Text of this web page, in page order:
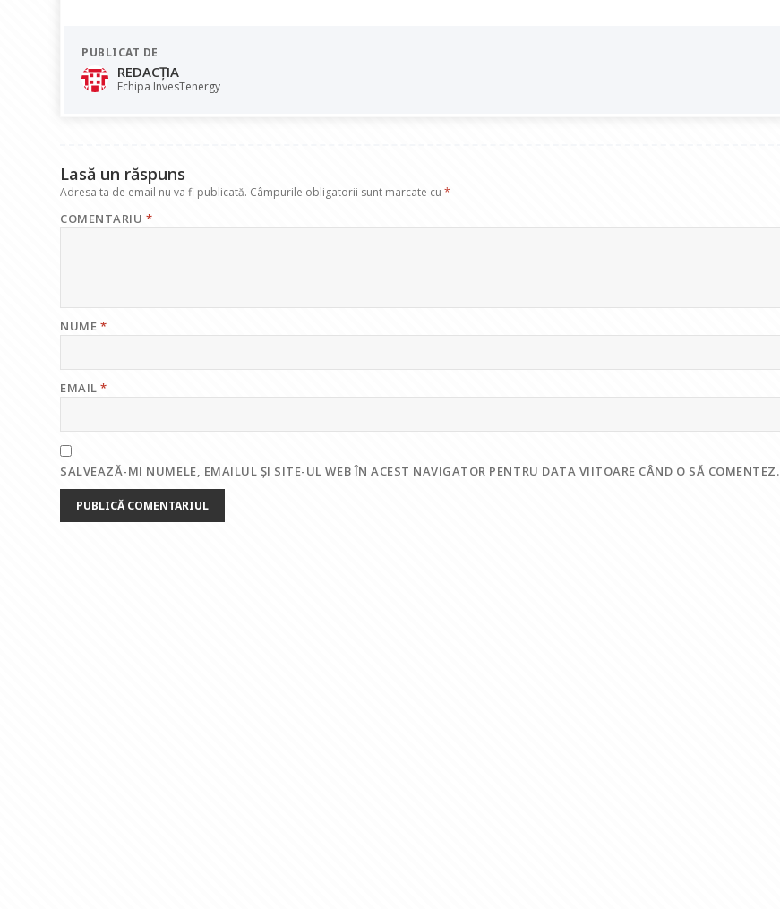
e
b
o
at
s
A dI
PUBLICAT DE
REDACȚIA
Echipa InvesTenergy
Lasă un răspuns
Adresa ta de email nu va fi publicată. Câmpurile obligatorii sunt marcate cu*
COMENTARIU *
NUME *
EMAIL*
SALVEAZĂ-MI NUMELE, EMAILUL ȘI SITE-UL WEB ÎN ACEST NAVIGATOR PENTRU DATA VIITOARE CÂND O SĂ COMENTEZ.